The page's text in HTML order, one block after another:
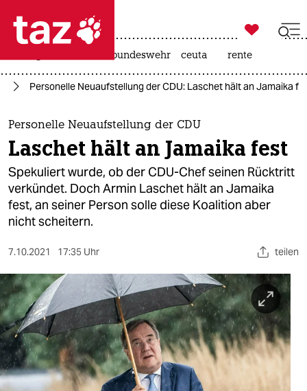
 taz zahl ich
taz zahl ich
themen
politik
öko
gesellschaft
kultur
sport
berlin
nord
wahrheit

taz zahl ich
bundeswehr ceuta rente
Personelle Neuaufstellung der CDU: Laschet hält an Jamaika
Personelle Neuaufstellung der CDU
Laschet hält an Jamaika fest
Spekuliert wurde, ob der CDU-Chef seinen Rücktritt
verkündet. Doch Armin Laschet hält an Jamaika
fest, an seiner Person solle diese Koalition aber
nicht scheitern.
7.10.2021 17:35 Uhr teilen